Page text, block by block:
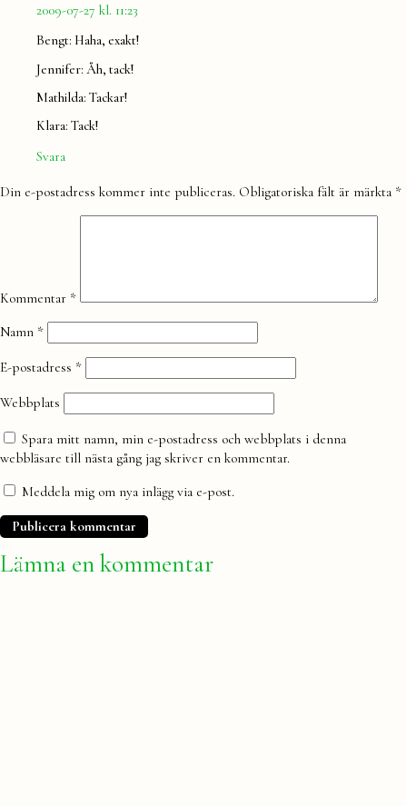
2009-07-27 kl. 11:23
Bengt: Haha, exakt!
Jennifer: Åh, tack!
Mathilda: Tackar!
Klara: Tack!
Svara
Lämna
Din e-postadress kommer inte publiceras. Obligatoriska fält är märkta *
Kommentar *
Namn *
E-postadress *
Webbplats
Spara mitt namn, min e-postadress och webbplats i denna
webbläsare till nästa gång jag skriver en kommentar.
Meddela mig om nya inlägg via e-post.
Lämna en kommentar